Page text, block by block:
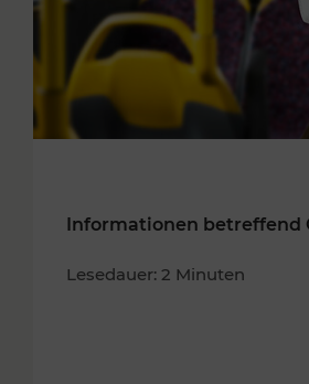
Informationen betreffend
Lesedauer: 2 Minuten